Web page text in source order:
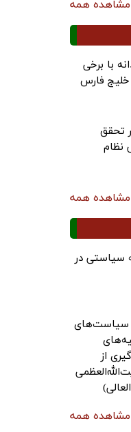
مشاهده همه
با برخی
فارس
تحقق
نظام
مشاهده همه
سیاستی در
سیاست‌های
از
مشاهده همه